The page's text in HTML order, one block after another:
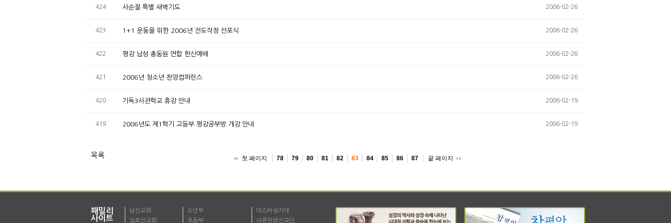
424 사순절 특별 새벽기도 2006-02-26
423 1+1 운동을 위한 2006년 전도작정 선포식 2006-02-26
422 평강 남성 총동원 연합 헌신예배 2006-02-26
421 2006년 청소년 찬양컴퍼런스 2006-02-26
420 기독3사관학교 휴강 안내 2006-02-19
419 2006년도 제1학기 고등부 평강공부방 개강 안내 2006-02-19
목록 첫 페이지 78 79 80 81 82 83 84 85 86 87 끝 페이지
패밀리
사이트
남선교회
실로선교회
소년부
초등부
미스바성가대
샤론찬양선교단